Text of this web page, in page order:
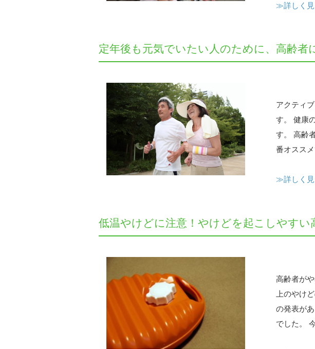
≫詳しく見
定年後も元気でいたい人のために、高齢者
アクティ
す。 健康
す。 高齢
番オスス
≫詳しく見
低温やけどに注意！やけどを起こしやすい
高齢者が
上のやけ
の発表が
でした。